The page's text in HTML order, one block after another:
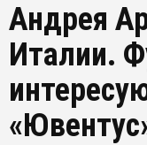
Андрея
Италии.